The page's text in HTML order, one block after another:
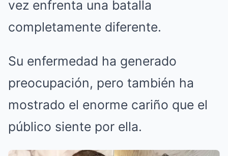
vez enfrenta una batalla
completamente diferente.
Su enfermedad ha generado
preocupación, pero también ha
mostrado el enorme cariño que el
público siente por ella.